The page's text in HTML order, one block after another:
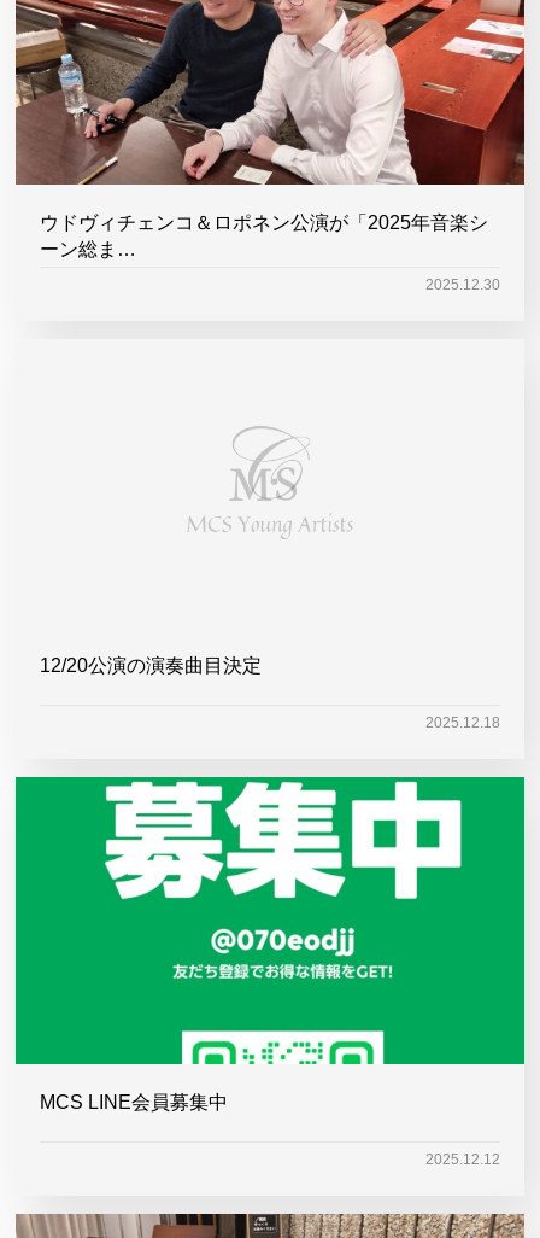
ウドヴィチェンコ＆ロポネン公演が「2025年音楽シ
ーン総ま…
2025.12.30
12/20公演の演奏曲目決定
2025.12.18
MCS LINE会員募集中
2025.12.12